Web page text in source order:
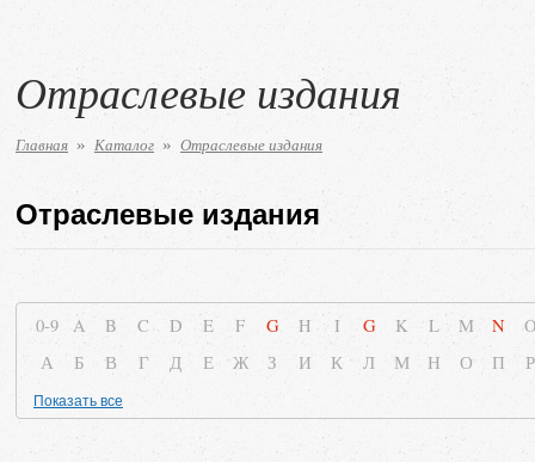
Отраслевые издания
Главная » Каталог » Отраслевые издания
Отраслевые издания
0-9 A B C D E F G H I G K L M N
А
Б В Г Д Е Ж З И К Л М Н О П Р
Показать все